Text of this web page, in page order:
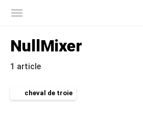
NullMixer
1 article
cheval de troie